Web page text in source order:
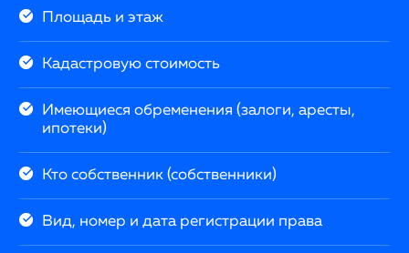
Площадь и этаж
Кадастровую стоимость
Имеющиеся обременения (залоги, аресты,
ипотеки)
Кто собственник (собственники)
Вид, номер и дата регистрации права